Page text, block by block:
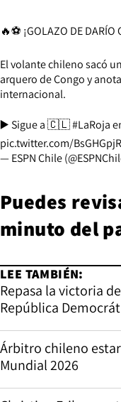
🔥⚽ ¡GOLAZO DE DARÍO
El volante chileno sacó
arquero de Congo y
internacional.
▶️ Sigue a 🇨🇱#LaRoja
pic.twitter.com/
— ESPN Chile
Puedes
minuto del
LEE TAMBIÉN:
Repasa la victoria
República
Árbitro chileno
Mundial 2026